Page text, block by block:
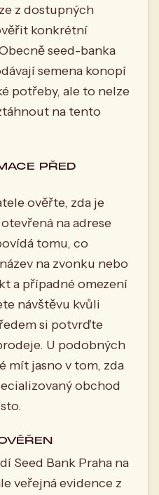
z dostupných
konkrétní
seed-banka
semena konopí
potřeby, ale to nelze
na tento
PŘED
ověřte, zda je
na adrese
tomu, co
na zvonku nebo
a případné omezení
návštěvu kvůli
si potvrďte
U podobných
mít jasno v tom, zda
obchod
Seed Bank Praha na
veřejná evidence z